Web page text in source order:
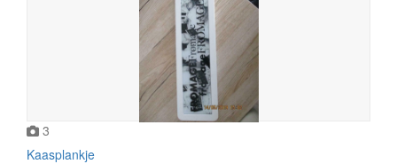
3
Kaasplankje